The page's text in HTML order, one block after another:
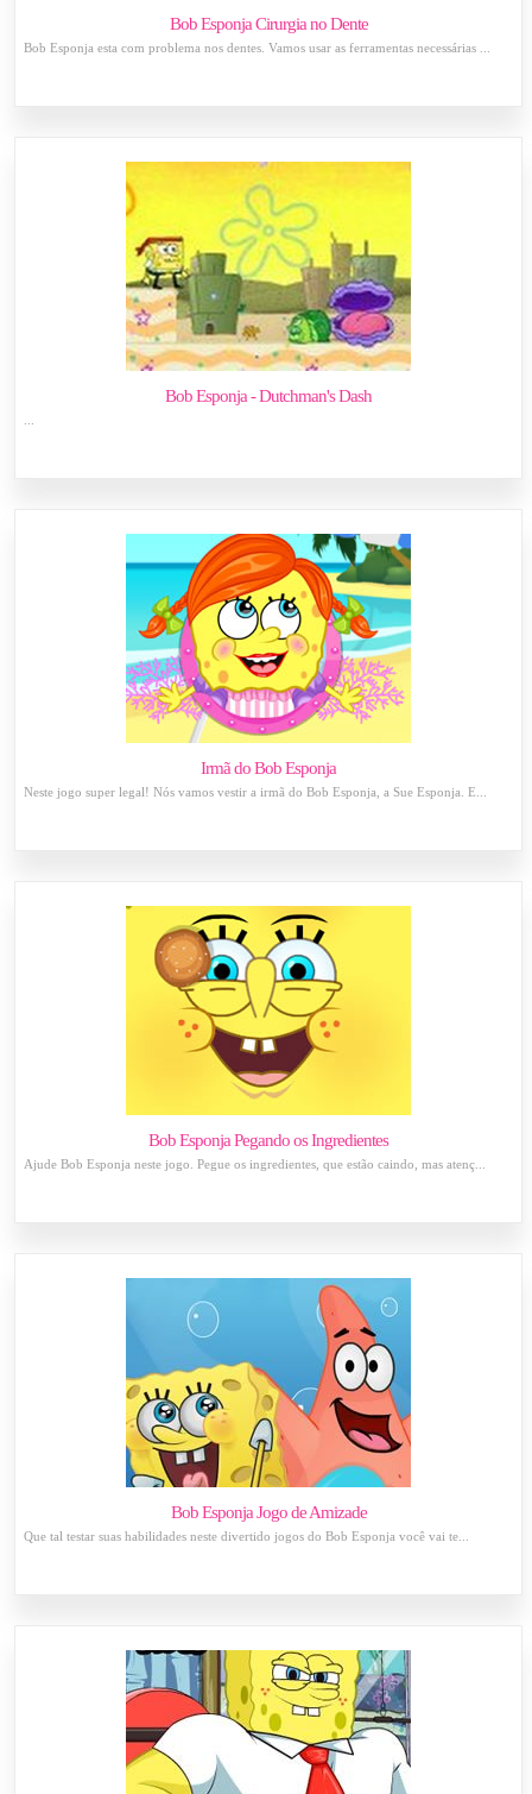
Bob Esponja Cirurgia no Dente
Bob Esponja esta com problema nos dentes. Vamos usar as ferramentas necessárias ...
Bob Esponja - Dutchman's Dash
Irmã do Bob Esponja
Neste jogo super legal! Nós vamos vestir a irmã do Bob Esponja, a Sue Esponja. E...
Bob Esponja Pegando os Ingredientes
Ajude Bob Esponja neste jogo. Pegue os ingredientes, que estão caindo, mas atenç...
Bob Esponja Jogo de Amizade
Que tal testar suas habilidades neste divertido jogos do Bob Esponja você vai te...